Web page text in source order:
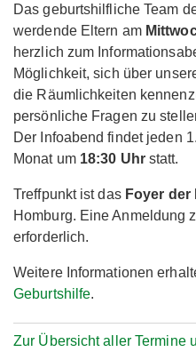
Das geburtshilfliche Team
werdende Eltern am
herzlich zum
Möglichkeit, sich über
die Räumlichkeiten
persönliche Fragen zu
Der Infoabend findet jeden
Monat um 18:30 Uhrstatt.
Treffpunkt ist das Foyer
Homburg. Eine Anmeldung
erforderlich.
Weitere Informationen
Geburtshilfe.
Zur Übersicht aller Termine